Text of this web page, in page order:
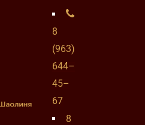
8
(963)
644–
45–
67
8